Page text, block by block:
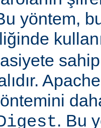
yöntem,
. Bu